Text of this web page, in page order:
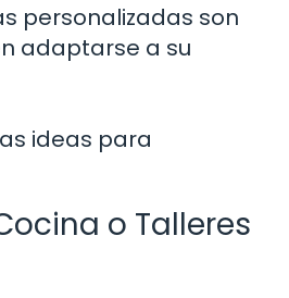
personalizadas son
adaptarse a su
ideas para
o Talleres